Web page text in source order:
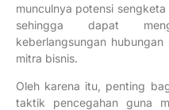
munculnya potensi
sehingga dapat
keberlangsungan
mitra bisnis.
Oleh karena itu, penting
taktik pencegahan guna